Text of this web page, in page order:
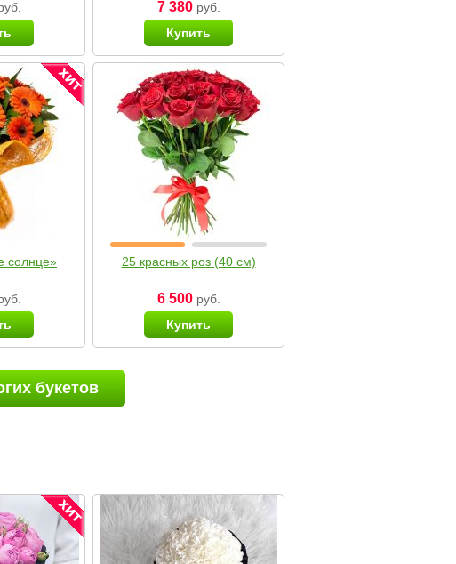
7 380руб.
Купить
солнце» 25 красных роз (40 см)
6 500руб.
Купить
букетов